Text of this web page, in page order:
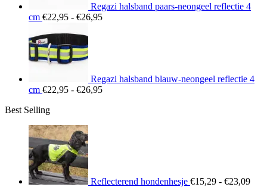
Regazi halsband paars-neongeel reflectie 4
cm €22,95 - €26,95Prijsklasse:
Regazi halsband blauw-neongeel reflectie 4
cm €22,95 - €26,95Prijsklasse:
Best Selling
Reflecterend hondenhesje €15,29 - €23,09